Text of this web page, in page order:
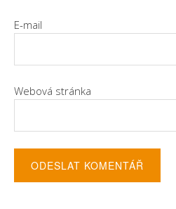
E-mail
Webová stránka